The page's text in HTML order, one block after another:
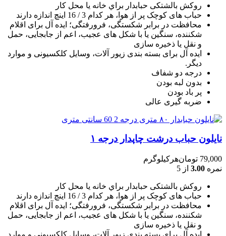
روکش بالشتکی حبابدار براي خانه يا محل کار
حباب های کوچک پر از هوا، هر کدام 3 / 16 اينچ اندازه دارند
محافظت در برابر شکستگی، فرورفتگی؛ ايده آل برای اقلام
شکننده، سنگين يا با شکل های عجيب، اعم از جابجايی، حمل
و نقل يا ذخيره سازی
ایده آل برای بسته بندی زیور آلات، وسایل کلکسیونی و موارد
دیگر.
درجه دو شفاف
بدون لبه بودن
پر باد بودن
ضربه گیری عالی
نایلون حباب درشت چاپدار درجه ۱
79,000 تومانهرکیلوگرم
نمره 3.00 از 5
روکش بالشتکی حبابدار براي خانه يا محل کار
حباب های کوچک پر از هوا، هر کدام 3 / 16 اينچ اندازه دارند
محافظت در برابر شکستگی، فرورفتگی؛ ايده آل برای اقلام
شکننده، سنگين يا با شکل های عجيب، اعم از جابجايی، حمل
و نقل يا ذخيره سازی
ایده آل برای بسته بندی زیور آلات، وسایل کلکسیونی و موارد